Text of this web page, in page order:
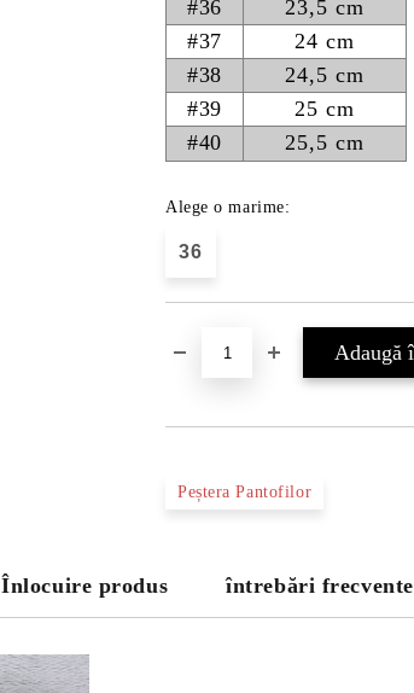
#36
23,5 cm
#37
24 cm
#38
24,5 cm
#39
25 cm
#40
25,5 cm
Alege o marime:
36
Peștera Pantofilor
Înlocuire produs întrebări frecvente